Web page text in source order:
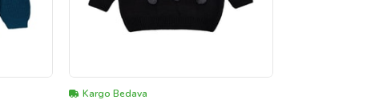
Kargo Bedava